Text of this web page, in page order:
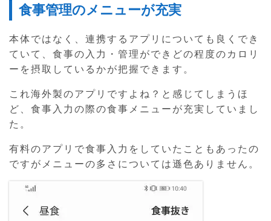
食事管理のメニューが充実
本体ではなく、連携するアプリについても良くでき
ていて、食事の入力・管理ができどの程度のカロリ
ーを摂取しているかが把握できます。
これ海外製のアプリですよね？と感じてしまうほ
ど、食事入力の際の食事メニューが充実していまし
た。
有料のアプリで食事入力をしていたこともあったの
ですがメニューの多さについては遜色ありません。